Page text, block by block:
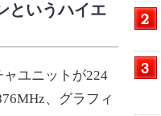
というハイエ
ユニットが224
、グラフィ